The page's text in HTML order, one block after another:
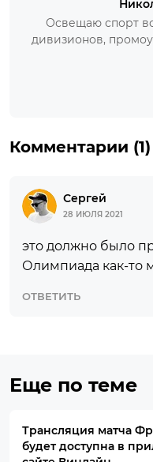
Освещаю спорт
дивизионов,
Комментарии (1)
Сергей
28 ИЮЛЯ 2021
это должно было
Олимпиада как-то
ОТВЕТИТЬ
Еще по теме
Трансляция матча
будет доступна в